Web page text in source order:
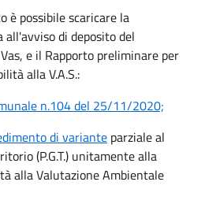
è possibile scaricare la
di deposito del
e il Rapporto preliminare per
alla V.A.S.:
n.104 del 25/11/2020;
di variante parziale al
(P.G.T.) unitamente alla
alla Valutazione Ambientale